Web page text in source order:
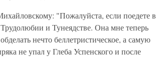
"Пожалуйста, если поедете в
и Тунеядстве. Она мне теперь
нечто беллетристическое, а самую
не упал у Глеба Успенского и после